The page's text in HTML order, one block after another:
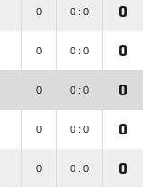
0 0 : 0 0
0 0 : 0 0
0 0 : 0 0
0 0 : 0 0
0 0 : 0 0